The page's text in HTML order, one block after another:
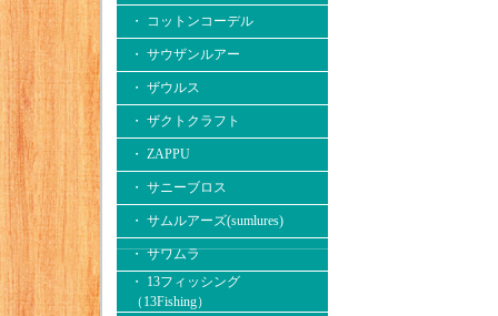
・ コットンコーデル
・ サウザンルアー
・ ザウルス
・ ザクトクラフト
・ ZAPPU
・ サニーブロス
・ サムルアーズ(sumlures)
・ サワムラ
・ 13フィッシング
（13Fishing）